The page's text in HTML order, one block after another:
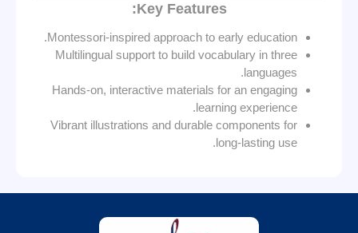
Key Features:
Montessori-inspired approach to early education.
Multilingual support to build vocabulary in three
languages.
Hands-on, interactive materials for an engaging
learning experience.
Vibrant illustrations and durable components for
long-lasting use.